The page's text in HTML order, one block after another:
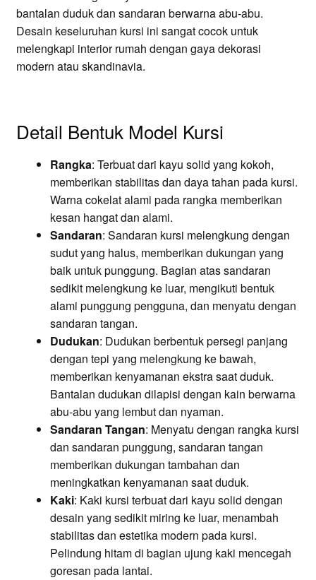
bantalan duduk dan sandaran berwarna abu-abu.
Desain keseluruhan kursi ini sangat cocok untuk
melengkapi interior rumah dengan gaya dekorasi
modern atau skandinavia.
Detail Bentuk Model Kursi
Rangka: Terbuat dari kayu solid yang kokoh,
memberikan stabilitas dan daya tahan pada kursi.
Warna cokelat alami pada rangka memberikan
kesan hangat dan alami.
Sandaran: Sandaran kursi melengkung dengan
sudut yang halus, memberikan dukungan yang
baik untuk punggung. Bagian atas sandaran
sedikit melengkung ke luar, mengikuti bentuk
alami punggung pengguna, dan menyatu dengan
sandaran tangan.
Dudukan: Dudukan berbentuk persegi panjang
dengan tepi yang melengkung ke bawah,
memberikan kenyamanan ekstra saat duduk.
Bantalan dudukan dilapisi dengan kain berwarna
abu-abu yang lembut dan nyaman.
Sandaran Tangan: Menyatu dengan rangka kursi
dan sandaran punggung, sandaran tangan
memberikan dukungan tambahan dan
meningkatkan kenyamanan saat duduk.
Kaki: Kaki kursi terbuat dari kayu solid dengan
desain yang sedikit miring ke luar, menambah
stabilitas dan estetika modern pada kursi.
Pelindung hitam di bagian ujung kaki mencegah
goresan pada lantai.